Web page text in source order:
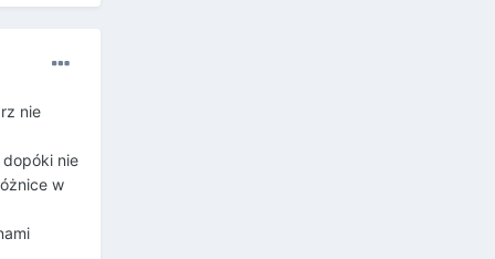
nie
dopóki nie
w